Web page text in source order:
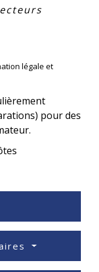
légale et
pour des